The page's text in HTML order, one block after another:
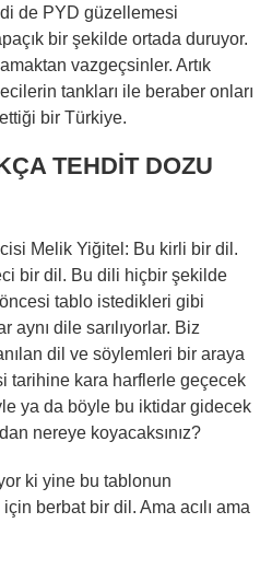
de PYD güzellemesi
bir şekilde ortada duruyor.
vazgeçsinler. Artık
tankları ile beraber onları
bir Türkiye.
TEHDİT DOZU
Melik Yiğitel: Bu kirli bir dil.
bir dil. Bu dili hiçbir şekilde
tablo istedikleri gibi
aynı dile sarılıyorlar. Biz
dil ve söylemleri bir araya
tarihine kara harflerle geçecek
ya da böyle bu iktidar gidecek
nereye koyacaksınız?
ki yine bu tablonun
berbat bir dil. Ama acılı ama